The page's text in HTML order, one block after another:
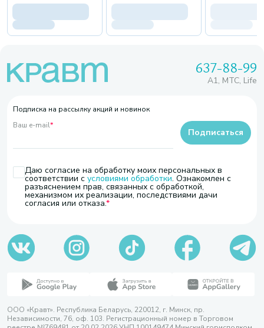
637-88-99
A1, МТС, Life
Подписка на рассылку акций и новинок
Ваш e-mail*
Даю согласие на обработку моих персональных в
соответствии с условиями обработки. Ознакомлен с
разъяснением прав, связанных с обработкой,
механизмом их реализации, последствиями дачи
согласия или отказа.
Подписаться
ООО «Кравт». Республика Беларусь, 220012, г. Минск, пр.
Независимости, 76, оф. 103. Регистрационный номер в Торговом